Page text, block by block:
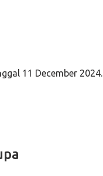
11 December 2024.
Kursus Online